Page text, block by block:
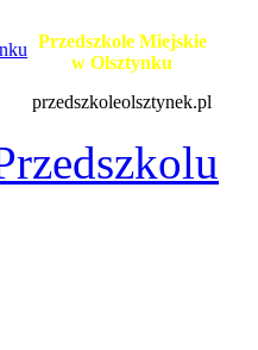
Przedszkole Miejskie
w Olsztynku
przedszkoleolsztynek.pl